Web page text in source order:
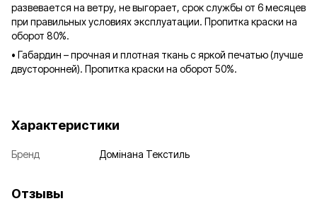
развевается на ветру, не выгорает, срок службы от 6 месяцев
при правильных условиях эксплуатации. Пропитка краски на
оборот 80%.
• Габардин – прочная и плотная ткань с яркой печатью (лучше
двусторонней). Пропитка краски на оборот 50%.
Характеристики
Бренд Домінана Текстиль
Отзывы